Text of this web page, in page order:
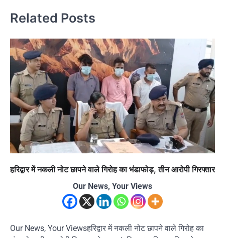
Related Posts
हरिद्वार में नकली नोट छापने वाले गिरोह का भंडाफोड़, तीन आरोपी गिरफ्तार
Our News, Your Views
Our News, Your Viewsहरिद्वार में नकली नोट छापने वाले गिरोह का